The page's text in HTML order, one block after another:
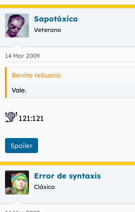
Sapotóxico
Veterano
14 Mar 2009
Benito rebuznó:
Vale.
121:121
Spoiler
Error de syntaxis
Clásico